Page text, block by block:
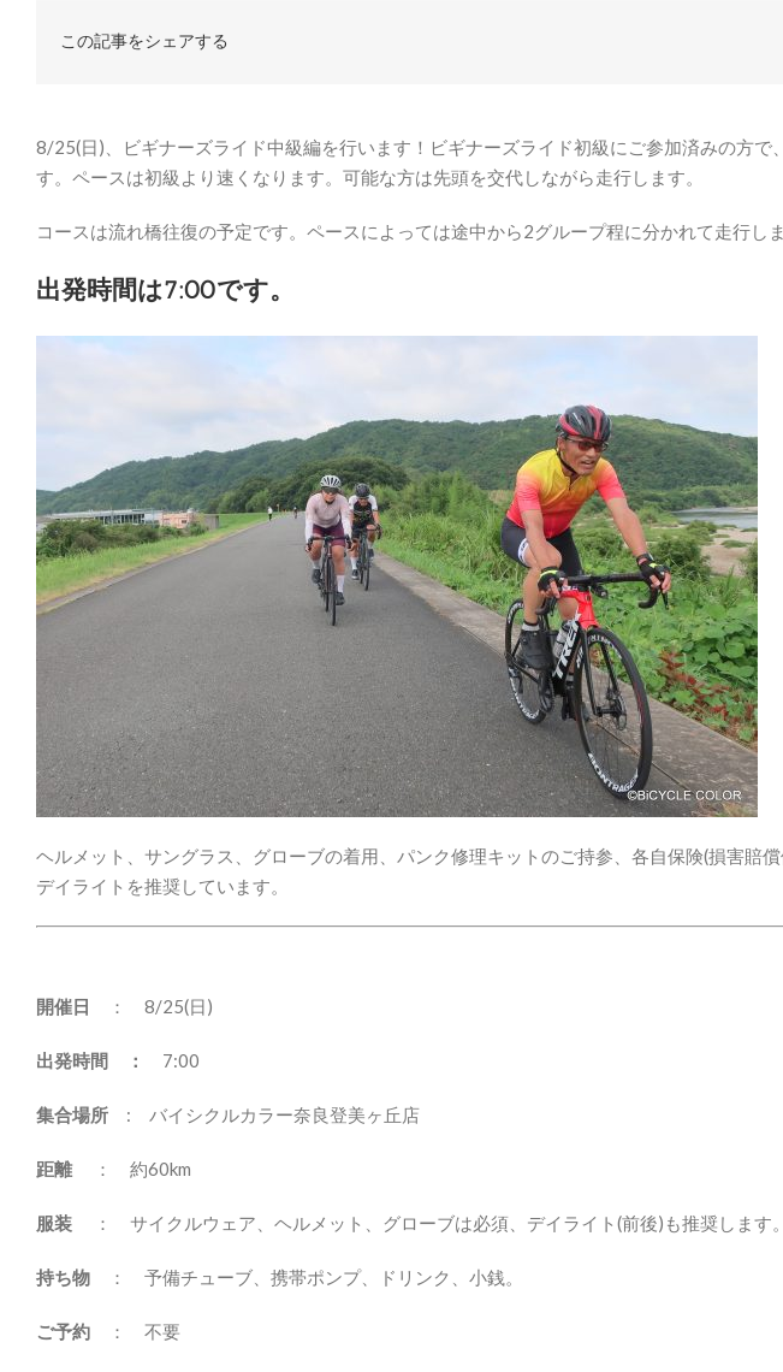
この記事をシェアする
8/25(日)、ビギナーズライド中級編を行います！ビギナーズライド初級にご参加済みの方で
す。ペースは初級より速くなります。可能な方は先頭を交代しながら走行します。
コースは流れ橋往復の予定です。ペースによっては途中から2グループ程に分かれて走行しま
出発時間は7:00です。
ヘルメット、サングラス、グローブの着用、パンク修理キットのご持参、各自保険(損害賠
デイライトを推奨しています。
開催日 ： 8/25(日)
出発時間 ： 7:00
集合場所 : バイシクルカラー奈良登美ヶ丘店
距離 ： 約60km
服装 ： サイクルウェア、ヘルメット、グローブは必須、デイライト(前後)も推奨します。
持ち物 ： 予備チューブ、携帯ポンプ、ドリンク、小銭。
ご予約 ： 不要